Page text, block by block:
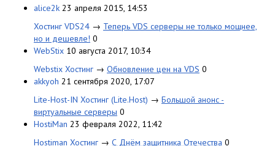
alice2k 23 апреля 2015, 14:53
Хостинг VDS24 → Теперь VDS серверы не только мощнее,
но и дешевле! 0
WebStix 10 августа 2017, 10:34
Webstix Хостинг → Обновление цен на VDS 0
akkyoh 21 сентября 2020, 17:07
Lite-Host-IN Хостинг (Lite.Host) → Большой анонс -
виртуальные серверы 0
HostiMan 23 февраля 2022, 11:42
Hostiman Хостинг → С Днём защитника Отечества 0